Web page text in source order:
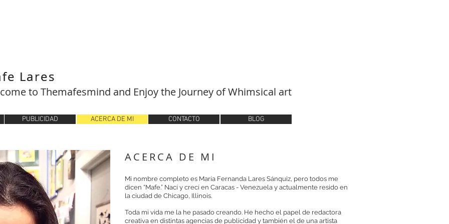
Lares
PUBLICIDAD ACERCA DE MI CONTACTO BLOG
ACERCA DE MI
Mi nombre completo es María Fernanda Lares Sánquiz, pero todos me
dicen “Mafe.” Nací y crecí en Caracas - Venezuela y actualmente resido en
la ciudad de Chicago, Illinois.
Toda mi vida me la he pasado creando. He hecho el papel de redactora
creativa en distintas agencias de publicidad y también el de una artista
Lares
to Themafesmind and Enjoy the Journey of Whimsical art